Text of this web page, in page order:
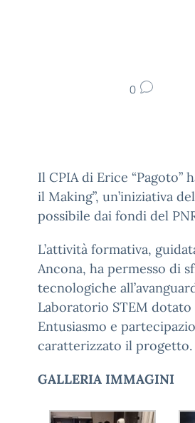
0
Il CPIA di Erice “Pagoto”
il Making”, un’iniziativa
possibile dai fondi del
L’attività formativa,
Ancona, ha permesso di
tecnologiche
Laboratorio STEM
Entusiasmo e
caratterizzato il progetto.
GALLERIA IMMAGINI